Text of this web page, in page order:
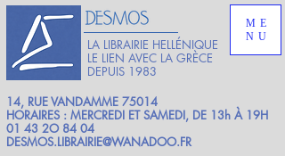
LA LIBRAIRIE HELLÉNIQUE
LE LIEN AVEC LA GRÈCE
DEPUIS 1983
ME
NU
14, RUE VANDAMME 75014
HORAIRES : MERCREDI ET SAMEDI, DE 13h À 19H
01 43 2O 84 04
DESMOS.LIBRAIRIE@WANADOO.FR